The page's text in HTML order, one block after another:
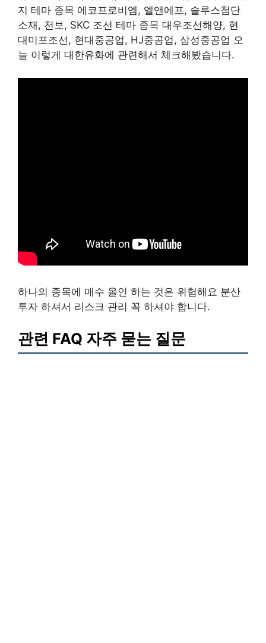
지 테마 종목 에코프로비엠, 엘앤에프, 솔루스첨단
소재, 천보, SKC 조선 테마 종목 대우조선해양, 현
대미포조선, 현대중공업, HJ중공업, 삼성중공업 오
늘 이렇게 대한유화에 관련해서 체크해봤습니다.
하나의 종목에 매수 올인 하는 것은 위험해요 분산
투자 하셔서 리스크 관리 꼭 하셔야 합니다.
관련 FAQ 자주 묻는 질문